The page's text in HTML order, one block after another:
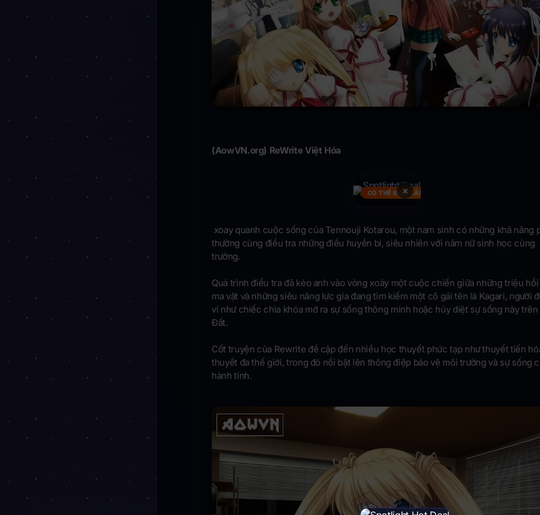
(AowVN.org) ReWrite Việt Hóa
×
CÓ THỂ BẠN CẦN
xoay quanh cuộc sống của Tennouji Kotarou, một nam sinh có những khả năng
thường cùng điều tra những điều huyền bí, siêu nhiên với năm nữ sinh học cùng
trường.
Quá trình điều tra đã kéo anh vào vòng xoáy một cuộc chiến giữa những triệu
ma vật và những siêu năng lực gia đang tìm kiếm một cô gái tên là Kagari, người
ví như chiếc chìa khóa mở ra sự sống thông minh hoặc hủy diệt sự sống này trên
Đất.
Cốt truyện của Rewrite đề cập đến nhiều học thuyết phức tạp như thuyết tiến
thuyết đa thế giới, trong đó nổi bật lên thông điệp bảo vệ môi trường và sự sống
hành tinh.